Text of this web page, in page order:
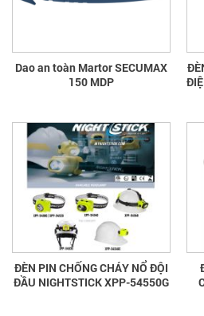
Dao an toàn Martor SECUMAX
150 MDP
ĐÈN PIN CHỐNG CHÁY NỔ ĐỘI
ĐẦU NIGHTSTICK XPP-54550G